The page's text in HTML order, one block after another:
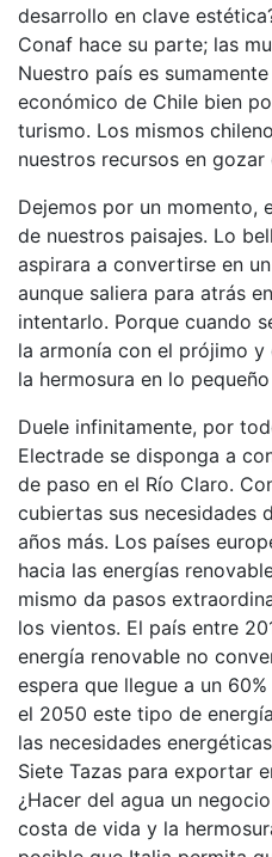
desarrollo en clave
Conaf hace su parte; las
Nuestro país es
económico de Chile bien
turismo. Los mismos
nuestros recursos en
Dejemos por un momento,
de nuestros paisajes. Lo
aspirara a convertirse en
aunque saliera para atrás
intentarlo. Porque cuando
la armonía con el prójimo
la hermosura en lo
Duele infinitamente, por
Electrade se disponga a
de paso en el Río Claro.
cubiertas sus necesidades
años más. Los países
hacia las energías
mismo da pasos
los vientos. El país entre
energía renovable no
espera que llegue a un
el 2050 este tipo de
las necesidades
Siete Tazas para exportar
¿Hacer del agua un
costa de vida y la